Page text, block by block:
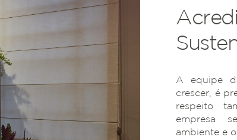
A equipe
crescer, é
respeito
empresa
ambiente e